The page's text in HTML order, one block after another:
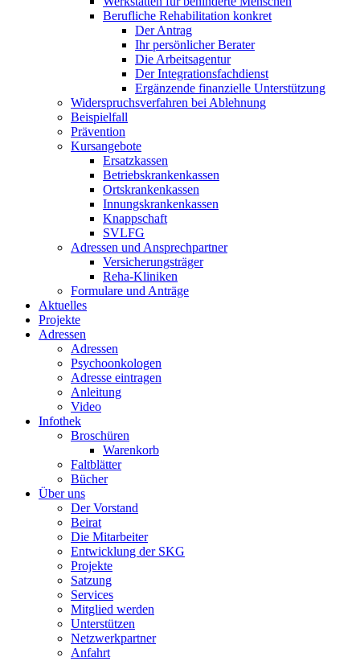
Berufliche Rehabilitation konkret
Der Antrag
Ihr persönlicher Berater
Die Arbeitsagentur
Der Integrationsfachdienst
Ergänzende finanzielle Unterstützung
Widerspruchsverfahren bei Ablehnung
Beispielfall
Prävention
Kursangebote
Ersatzkassen
Betriebskrankenkassen
Ortskrankenkassen
Innungskrankenkassen
Knappschaft
SVLFG
Adressen und Ansprechpartner
Versicherungsträger
Reha-Kliniken
Formulare und Anträge
Aktuelles
Projekte
Adressen
Adressen
Psychoonkologen
Adresse eintragen
Anleitung
Video
Infothek
Broschüren
Warenkorb
Faltblätter
Bücher
Über uns
Der Vorstand
Beirat
Die Mitarbeiter
Entwicklung der SKG
Projekte
Satzung
Services
Mitglied werden
Unterstützen
Netzwerkpartner
Anfahrt